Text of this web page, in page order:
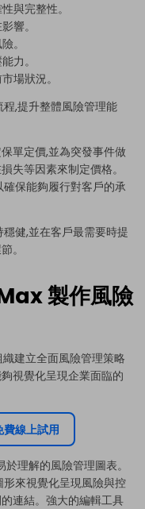
與完整性。
響。
。
力。
場狀況。
,提升整體風險管理能
單定價,並為突發事件做
失等因素來制定價格。
保能夠履行對客戶的承
健,並在客戶最需要時提
。
製作風險
建立全面風險管理策略
視覺化呈現企業面臨的
費線上試用
理解的風險管理圖表。
來視覺化呈現風險與控
連結。強大的編輯工具